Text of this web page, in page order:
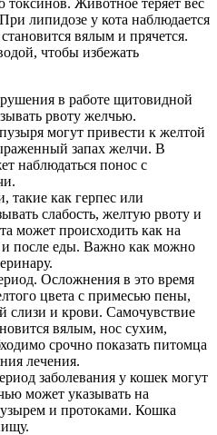
липидозе у кота наблюдается
вялым и прячется.
чтобы избежать
в работе щитовидной
рвоту желчью.
могут привести к желтой
запах желчи. В
наблюдаться понос с
как герпес или
слабость, желтую рвоту и
может происходить как на
после еды. Важно как можно
Осложнения в это время
цвета с примесью пены,
слизи и крови. Самочувствие
вялым, нос сухим,
срочно показать питомца
лечения.
заболевания у кошек могут
может указывать на
и протоками. Кошка